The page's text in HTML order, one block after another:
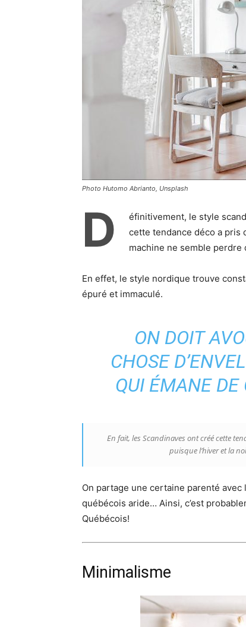
Photo Hutomo Abrianto, Unsplash
D
éfinitivement, le style
cette tendance déco a pris
machine ne semble perdre
En effet, le style nordique trouve
épuré et immaculé.
ON DOIT
CHOSE
QUI ÉMANE DE
En fait, les Scandinaves ont créé cette
puisque l’hiver et la
On partage une certaine parenté
québécois aride… Ainsi, c’est
Québécois!
Minimalisme